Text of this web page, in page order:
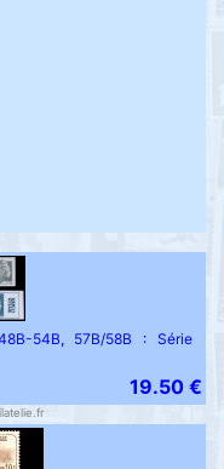
54B, 57B/58B : Série
19.50 €